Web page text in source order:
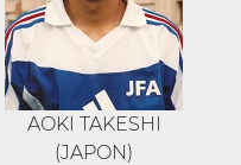
AOKI TAKESHI
(JAPON)